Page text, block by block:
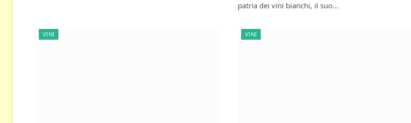
patria dei vini bianchi, il suo…
VINI VINI